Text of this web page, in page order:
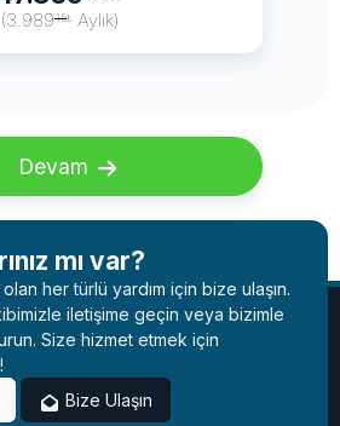
(3.989.15₺ Aylık)
Devam
mı var?
olan her türlü yardım için bize ulaşın.
iletişime geçin veya bizimle
Size hizmet etmek için
Bize Ulaşın